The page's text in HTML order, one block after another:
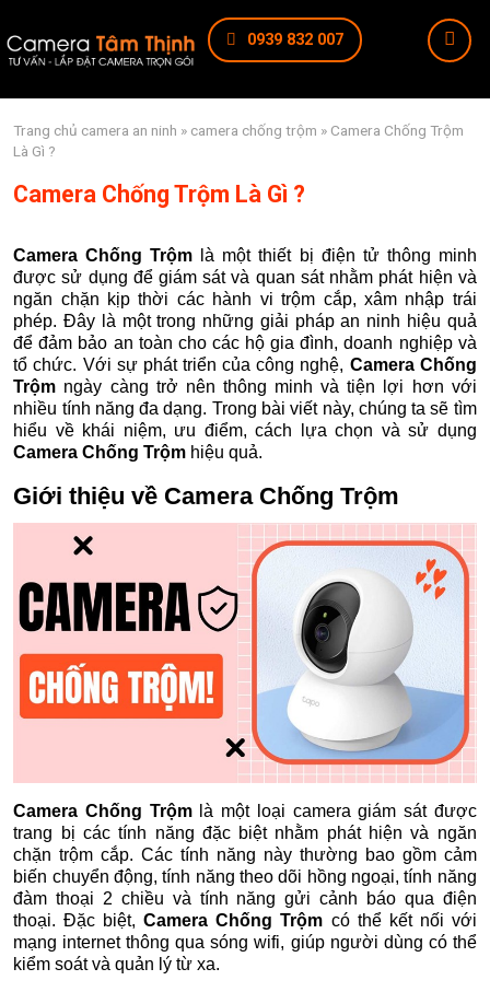
0939 832 007
Trang chủ camera an ninh » camera chống trộm » Camera Chống Trộm
Là Gì ?
Camera Chống Trộm Là Gì ?
Camera Chống Trộm là một thiết bị điện tử thông minh
được sử dụng để giám sát và quan sát nhằm phát hiện và
ngăn chặn kịp thời các hành vi trộm cắp, xâm nhập trái
phép. Đây là một trong những giải pháp an ninh hiệu quả
để đảm bảo an toàn cho các hộ gia đình, doanh nghiệp và
tổ chức. Với sự phát triển của công nghệ, Camera Chống
Trộm ngày càng trở nên thông minh và tiện lợi hơn với
nhiều tính năng đa dạng. Trong bài viết này, chúng ta sẽ tìm
hiểu về khái niệm, ưu điểm, cách lựa chọn và sử dụng
Camera Chống Trộm hiệu quả.
Giới thiệu về Camera Chống Trộm
Camera Chống Trộmlà một loại camera giám sát được
trang bị các tính năng đặc biệt nhằm phát hiện và ngăn
chặn trộm cắp. Các tính năng này thường bao gồm cảm
biến chuyển động, tính năng theo dõi hồng ngoại, tính năng
đàm thoại 2 chiều và tính năng gửi cảnh báo qua điện
thoại. Đặc biệt,Camera Chống Trộm có thể kết nối với
mạng internet thông qua sóng wifi, giúp người dùng có thể
kiểm soát và quản lý từ xa.